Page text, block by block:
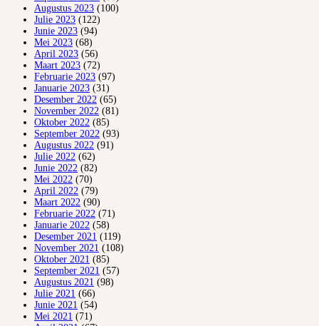
Augustus 2023 (100)
Julie 2023 (122)
Junie 2023 (94)
Mei 2023 (68)
April 2023 (56)
Maart 2023 (72)
Februarie 2023 (97)
Januarie 2023 (31)
Desember 2022 (65)
November 2022 (81)
Oktober 2022 (85)
September 2022 (93)
Augustus 2022 (91)
Julie 2022 (62)
Junie 2022 (82)
Mei 2022 (70)
April 2022 (79)
Maart 2022 (90)
Februarie 2022 (71)
Januarie 2022 (58)
Desember 2021 (119)
November 2021 (108)
Oktober 2021 (85)
September 2021 (57)
Augustus 2021 (98)
Julie 2021 (66)
Junie 2021 (54)
Mei 2021 (71)